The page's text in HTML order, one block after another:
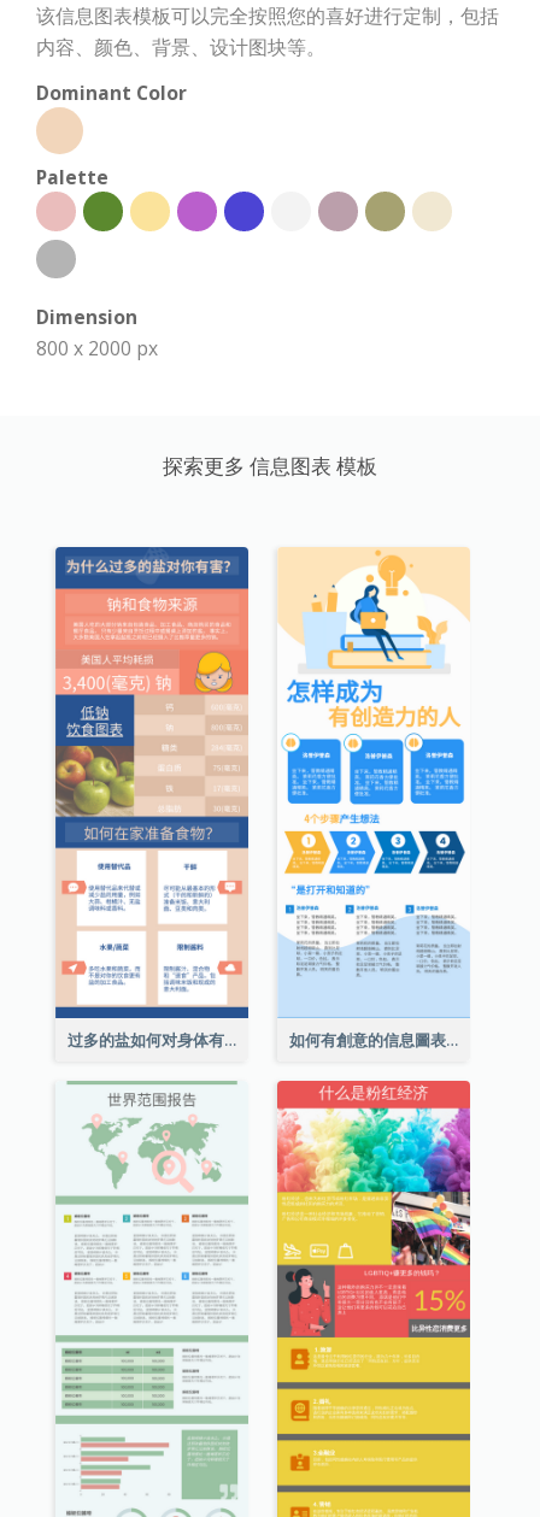
该信息图表模板可以完全按照您的喜好进行定制，包括
内容、颜色、背景、设计图块等。
Dominant Color
Palette
Dimension
800 x 2000 px
探索更多 信息图表 模板
过多的盐如何对身体有害信息图表 如何有創意的信息圖表